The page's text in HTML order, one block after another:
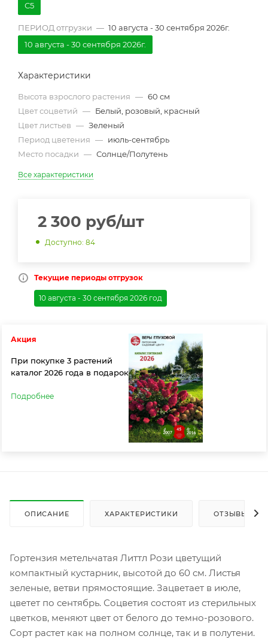
С5
ПЕРИОД отгрузки — 10 августа - 30 сентября 2026г.
10 августа - 30 сентября 2026г.
Характеристики
Высота взрослого растения — 60 см
Цвет соцветий — Белый, розовый, красный
Цвет листьев — Зеленый
Период цветения — июль-сентябрь
Место посадки — Солнце/Полутень
Все характеристики
2 300 руб/шт
Доступно: 84
Текущие периоды отгрузок
10 августа - 30 сентября 2026 год
Акция
При покупке 3 растений
каталог 2026 года в подарок
Подробнее
ОПИСАНИЕ ХАРАКТЕРИСТИКИ ОТЗЫВЫ
Гортензия метельчатая Литтл Рози цветущий
компактный кустарник, высотой до 60 см. Листья
зеленые, ветви прямостоящие. Зацветает в июле,
цветет по сентябрь. Соцветия состоят из стерильных
цветков, меняют цвет от белого до темно-розового.
Сорт растет как на полном солнце, так и в полутени.